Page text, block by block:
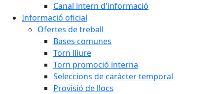
Canal intern d'informació
Informació oficial
Ofertes de treball
Bases comunes
Torn lliure
Torn promoció interna
Seleccions de caràcter temporal
Provisió de llocs